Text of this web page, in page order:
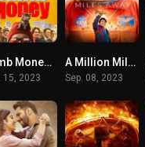
Dumb Money (2023) ปั่นเงินรวยป่วนโลก
15, 2023
A Million Miles Away (2023) ฝันให้ไกล ไปถึงอวกาศ
Sep. 08, 2023